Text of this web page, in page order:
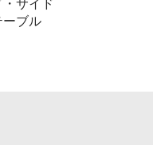
・サイド
ーブル